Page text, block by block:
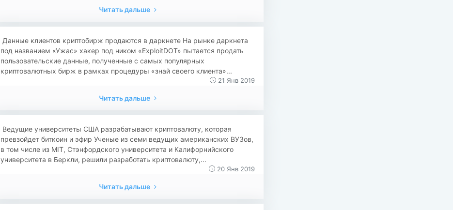
Читать дальше
​​ Данные клиентов криптобирж продаются в даркнете На рынке даркнета
под названием «Ужас» хакер под ником «ExploitDOT» пытается продать
пользовательские данные, полученные с самых популярных
криптовалютных бирж в рамках процедуры «знай своего клиента»...
21 Янв 2019
Читать дальше
​​ Ведущие университеты США разрабатывают криптовалюту, которая
превзойдет биткоин и эфир Ученые из семи ведущих американских ВУЗов,
в том числе из MIT, Стэнфордского университета и Калифорнийского
университета в Беркли, решили разработать криптовалюту,...
20 Янв 2019
Читать дальше